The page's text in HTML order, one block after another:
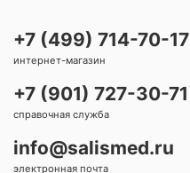
+7 (499) 714-70-17
интернет-магазин
+7 (901) 727-30-71
справочная служба
info@salismed.ru
электронная почта